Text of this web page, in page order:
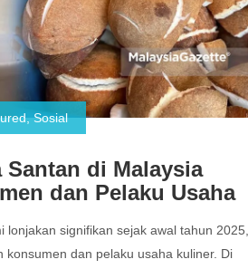
,Sosial
Santan di Malaysia
dan Pelaku Usaha
lonjakan signifikan sejak awal tahun 2025,
konsumen dan pelaku usaha kuliner. Di